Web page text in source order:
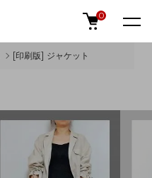
0
[印刷版] ジャケット